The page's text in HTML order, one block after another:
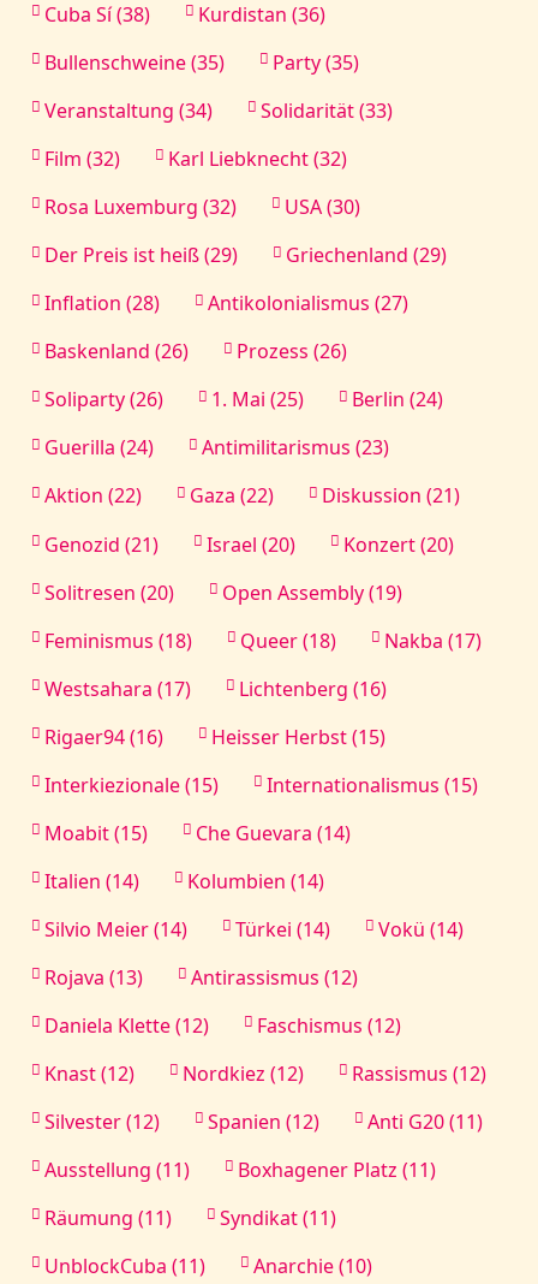
Cuba Sí (38)
Kurdistan (36)
Bullenschweine (35)
Party (35)
Veranstaltung (34)
Solidarität (33)
Film (32)
Karl Liebknecht (32)
Rosa Luxemburg (32)
USA (30)
Der Preis ist heiß (29)
Griechenland (29)
Inflation (28)
Antikolonialismus (27)
Baskenland (26)
Prozess (26)
Soliparty (26)
1. Mai (25)
Berlin (24)
Guerilla (24)
Antimilitarismus (23)
Aktion (22)
Gaza (22)
Diskussion (21)
Genozid (21)
Israel (20)
Konzert (20)
Solitresen (20)
Open Assembly (19)
Feminismus (18)
Queer (18)
Nakba (17)
Westsahara (17)
Lichtenberg (16)
Rigaer94 (16)
Heisser Herbst (15)
Interkiezionale (15)
Internationalismus (15)
Moabit (15)
Che Guevara (14)
Italien (14)
Kolumbien (14)
Silvio Meier (14)
Türkei (14)
Vokü (14)
Rojava (13)
Antirassismus (12)
Daniela Klette (12)
Faschismus (12)
Knast (12)
Nordkiez (12)
Rassismus (12)
Silvester (12)
Spanien (12)
Anti G20 (11)
Ausstellung (11)
Boxhagener Platz (11)
Räumung (11)
Syndikat (11)
UnblockCuba (11)
Anarchie (10)